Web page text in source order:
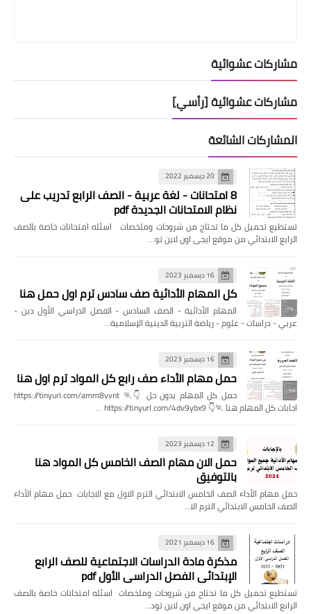
مشاركات عشوائية
مشاركات عشوائية [رأسي]
المشاركات الشائعة
20 ديسمبر 2022
8 امتحانات - لغة عربية - الصف الرابع تدريب على
نظام الامتحانات الجديدة pdf
تستطيع تحميل كل ما تحتاج من شروحات وملخصات اسئله امتحانات خاصة بالصف
الرابع الابتدائي من موقع ايجى اون لاين تو…
16 ديسمبر 2023
كل المهام الأدائية صف سادس ترم اول حمل هنا
المهام الأدائية - الصف السادس - الفصل الدراسي الأول دين -
عربي - دراسات - علوم - رياضة التربية الدينية الإسلامية…
16 ديسمبر 2023
حمل مهام الأداء صف رابع كل المواد ترم اول هنا
حمل كل المهام بدون حل 👇🏃 https://tinyurl.com/amm8vvnt
اجابات كل المهام هنا 🏃👇 https://tinyurl.com/4dv9ybx9 …
12 ديسمبر 2023
حمل الان مهام الصف الخامس كل المواد هنا
بالتوفيق
حمل مهام الأداء الصف الخامس الابتدائي الترم الاول مع الاجابات حمل مهام الأداء
الصف الخامس الابتدائي الترم الا…
16 ديسمبر 2021
مذكرة مادة الدراسات الاجتماعية للصف الرابع
الإبتدائي الفصل الدراسي الأول pdf
تستطيع تحميل كل ما تحتاج من شروحات وملخصات اسئله امتحانات خاصة بالصف
الرابع الابتدائي من موقع ايجى اون لاين تود…